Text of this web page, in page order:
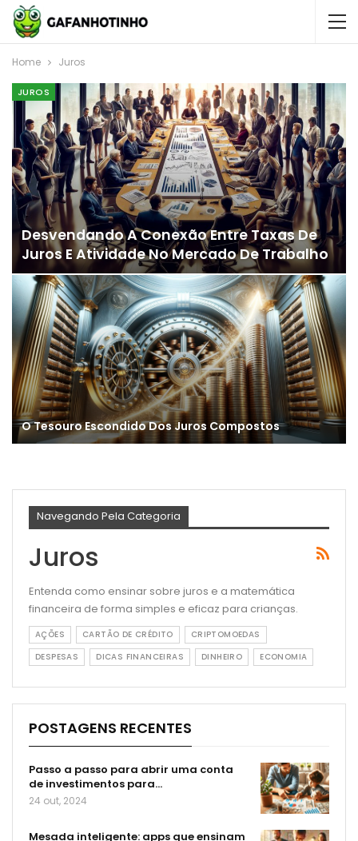
Home Juros
JUROS
Desvendando A Conexão Entre Taxas De
Juros E Atividade No Mercado De Trabalho
O Tesouro Escondido Dos Juros Compostos
Navegando Pela Categoria
Juros
Entenda como ensinar sobre juros e a matemática
financeira de forma simples e eficaz para crianças.
AÇÕES CARTÃO DE CRÉDITO
CRIPTOMOEDAS
DESPESAS
DICAS FINANCEIRAS DINHEIRO ECONOMIA
POSTAGENS RECENTES
Passo a passo para abrir uma conta
de investimentos para…
24 out, 2024
Mesada inteligente: apps que ensinam